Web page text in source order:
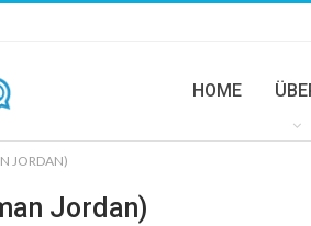
HOME
JORDAN)
Jordan)